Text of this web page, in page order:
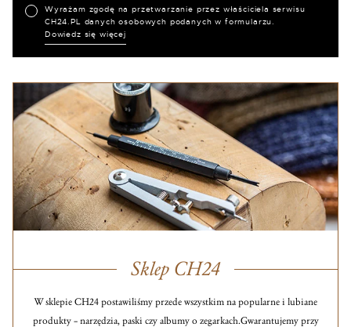
Wyrażam zgodę na przetwarzanie przez właściciela serwisu
CH24.PL danych osobowych podanych w formularzu.
Dowiedz się więcej
Sklep CH24
W sklepie CH24 postawiliśmy przede wszystkim na popularne i lubiane
produkty – narzędzia, paski czy albumy o zegarkach.Gwarantujemy przy